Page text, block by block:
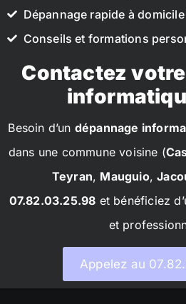
Dépannage rapide à
Conseils et formations
Contactez
Besoin d’un dépannage
dans une commune voisine (
Teyran, Mauguio,
07.82.03.25.98 et bénéficiez
et
Appelez au